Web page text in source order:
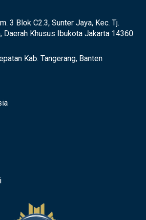
3 Blok C2.3, Sunter Jaya, Kec. Tj.
Daerah Khusus Ibukota Jakarta 14360
Kab. Tangerang, Banten